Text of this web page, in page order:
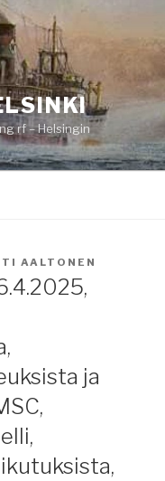
rf – Helsingin
AALTONEN
ja